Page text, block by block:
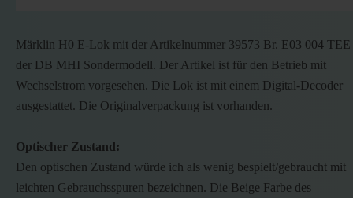
Märklin H0 E-Lok mit der Artikelnummer 39573 Br. E03 004 TEE
der DB MHI Sondermodell. Der Artikel ist für den Betrieb mit
Wechselstrom vorgesehen. Die Lok ist mit einem Digital-Decoder
ausgestattet. Die Originalverpackung ist vorhanden.
Optischer Zustand:
Den optischen Zustand würde ich als wenig bespielt/gebraucht mit
leichten Gebrauchsspuren bezeichnen. Die Beige Farbe des